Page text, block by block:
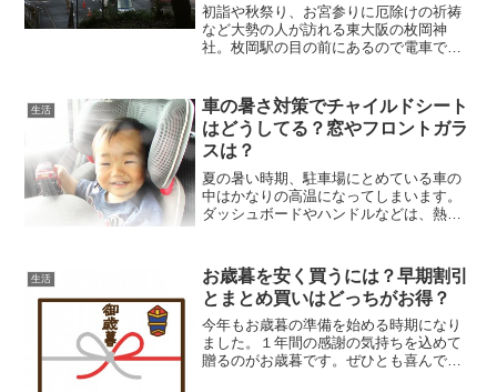
初詣や秋祭り、お宮参りに厄除けの祈祷
など大勢の人が訪れる東大阪の枚岡神
社。枚岡駅の目の前にあるので電車での
場の有無や混雑状況、駐車料金などを紹
介します。
生活
車の暑さ対策でチャイルドシート
はどうしてる？窓やフロントガラ
スは？
夏の暑い時期、駐車場にとめている車の
中はかなりの高温になってしまいます。
ダッシュボードやハンドルなどは、熱く
トに乗せる事は、赤ちゃんがぐずる原因
になってしまいます。子供...
生活
お歳暮を安く買うには？早期割引
とまとめ買いはどっちがお得？
今年もお歳暮の準備を始める時期になり
ました。１年間の感謝の気持ちを込めて
贈るのがお歳暮です。ぜひとも喜んでも